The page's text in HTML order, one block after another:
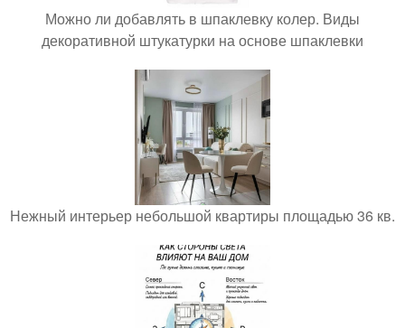
Можно ли добавлять в шпаклевку колер. Виды
декоративной штукатурки на основе шпаклевки
Нежный интерьер небольшой квартиры площадью 36 кв.